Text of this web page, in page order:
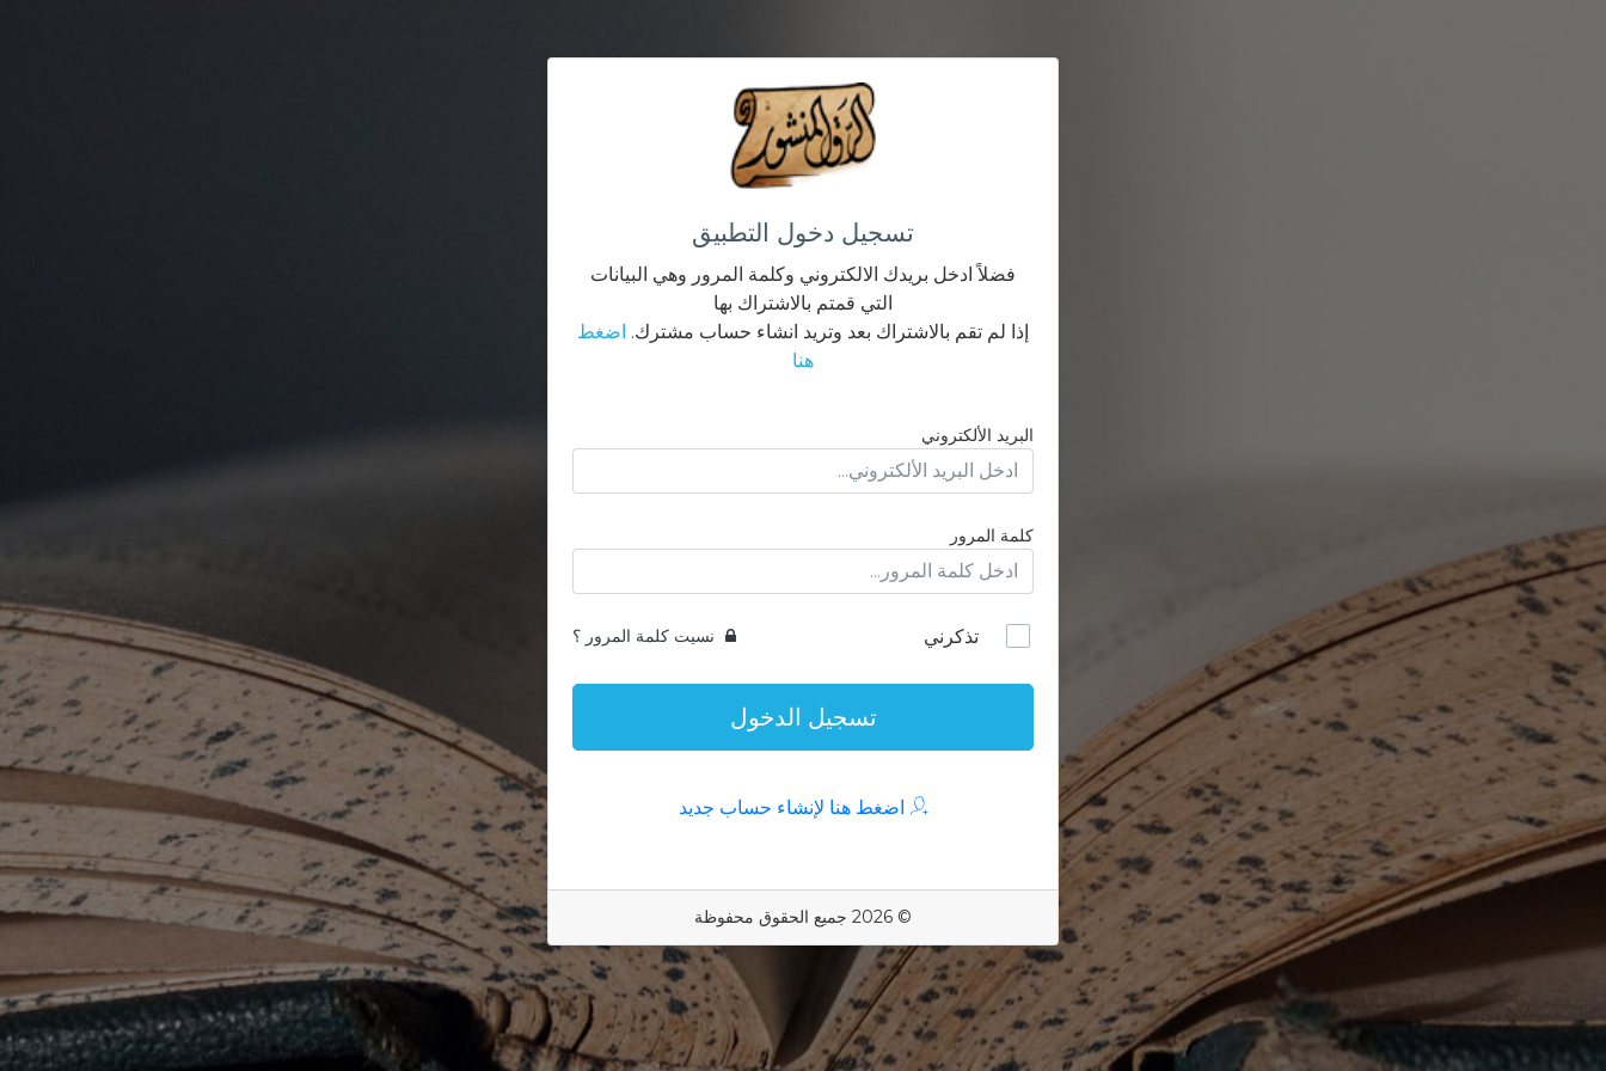
تسجيل دخول التطبيق
فضلاً ادخل بريدك الالكتروني وكلمة المرور وهي البيانات
التي قمتم بالاشتراك بها
إذا لم تقم بالاشتراك بعد وتريد انشاء حساب مشترك. اضغط
هنا
البريد الألكتروني
كلمة المرور
تذكرني نسيت كلمة المرور ؟
تسجيل الدخول
اضغط هنا لإنشاء حساب جديد
© 2026 جميع الحقوق محفوظة